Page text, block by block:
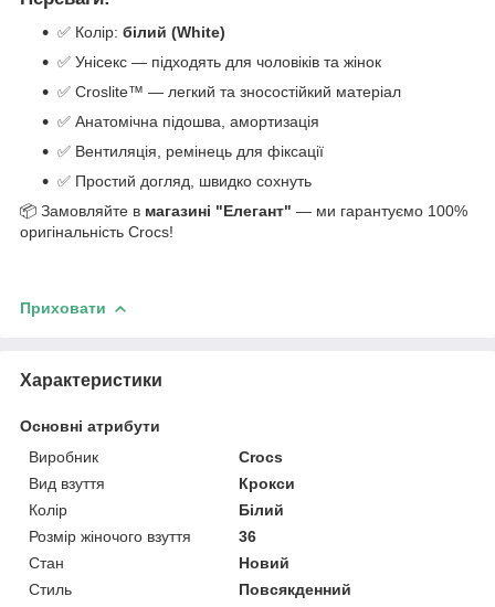
✅ Колір: білий (White)
✅ Унісекс — підходять для чоловіків та жінок
✅ Croslite™ — легкий та зносостійкий матеріал
✅ Анатомічна підошва, амортизація
✅ Вентиляція, ремінець для фіксації
✅ Простий догляд, швидко сохнуть
📦 Замовляйте в магазині "Елегант" — ми гарантуємо 100%
оригінальність Crocs!
Приховати
Характеристики
Основні атрибути
Виробник
Crocs
Вид взуття
Крокси
Колір
Білий
Розмір жіночого взуття
36
Стан
Новий
Стиль
Повсякденний